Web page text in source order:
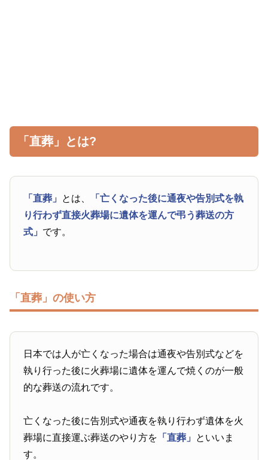
「直葬」とは?
「直葬」 とは、
「亡くなった後に通夜や告別式を執
り行わず直接火葬場に遺体を運んで弔う葬送の方
式」 です。
「直葬」の使い方
日本では人が亡くなった場合は通夜や告別式などを
執り行った後に火葬場に遺体を運んで焼くのが一般
的な葬送の流れです。
亡くなった後に告別式や通夜を執り行わず遺体を火
葬場に直接運ぶ葬送のやり方を 「直葬」 といいま
す。